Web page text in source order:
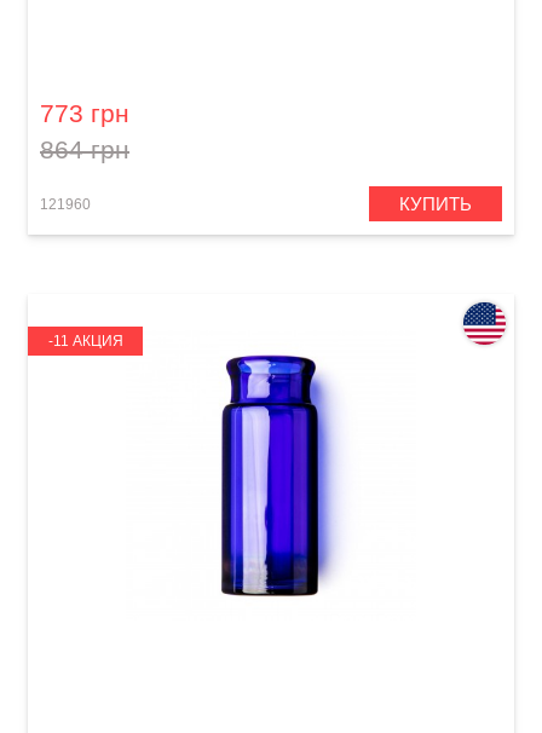
773 грн
864 грн
121960 КУПИТЬ
-11 АКЦИЯ